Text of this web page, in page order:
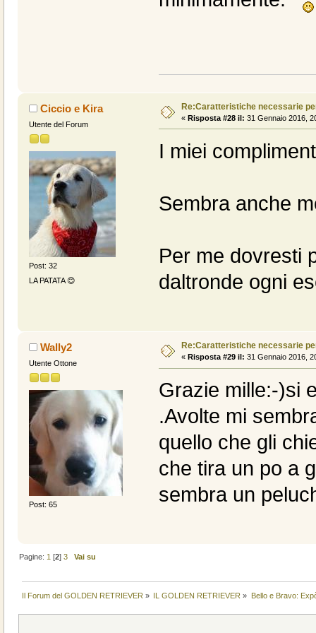
Ciccio e Kira
Utente del Forum
Post: 32
LA PATATA 😊
Re:Caratteristiche necessarie
« Risposta #28 il: 31 Gennaio 2016,
I miei
Sembra anche
Per me dovresti
daltronde ogni
Wally2
Utente Ottone
Post: 65
Re:Caratteristiche necessarie
« Risposta #29 il: 31 Gennaio 2016,
Grazie mille:-)si
.Avolte mi
quello che gli
che tira un po a
sembra un
Pagine: 1 [2]3 Vai su
Il Forum del GOLDEN RETRIEVER » IL GOLDEN RETRIEVER » Bello e Bravo: